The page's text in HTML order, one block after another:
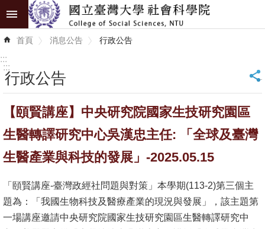
跳到主要內容區塊
進
階
識
學
術
單
位
首頁 消息公告 行政公告
:::
:::
行政公告 _
【頤賢講座】中央研究院國家生技研究園區
生醫轉譯研究中心吳漢忠主任: 「全球及臺灣
生醫產業與科技的發展」-2025.05.15
「頤賢講座-臺灣政經社問題與對策」本學期(113-2)第三個主
題為：「我國生物科技及醫療產業的現況與發展」，該主題第
一場講座邀請中央研究院國家生技研究園區生醫轉譯研究中